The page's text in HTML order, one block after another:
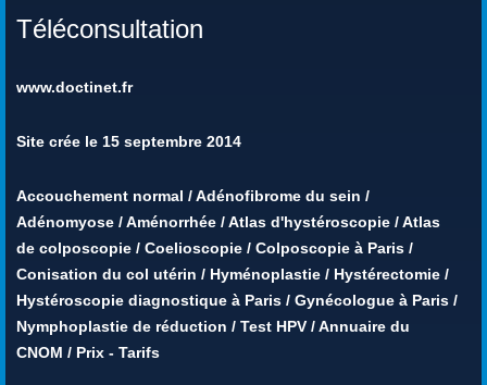
Téléconsultation
www.doctinet.fr
Site crée le 15 septembre 2014
Accouchement normal /Adénofibrome du sein /
Adénomyose /Aménorrhée /Atlas d'hystéroscopie /Atlas
de colposcopie / Coelioscopie / Colposcopie à Paris /
Conisation du col utérin / Hyménoplastie / Hystérectomie /
Hystéroscopie diagnostique à Paris / Gynécologue à Paris /
Nymphoplastie de réduction / Test HPV /Annuaire du
CNOM / Prix - Tarifs